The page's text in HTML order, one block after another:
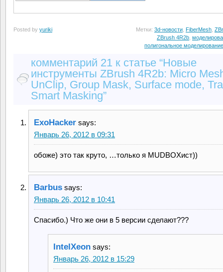
Posted by yuriki Метки: 3d-новости FiberMesh
ZBrush 4R2b
полигональное моделирование
комментарий 21 к статье “Новые
инструменты ZBrush 4R2b: Micro
UnClip, Group Mask, Surface mode,
Smart Masking”
ExoHacker says:
Январь 26, 2012 в 09:31
обоже) это так круто, …только я MUDBOXист))
Barbus says:
Январь 26, 2012 в 10:41
Спасибо.) Что же они в 5 версии сделают???
IntelXeon says:
Январь 26, 2012 в 15:29